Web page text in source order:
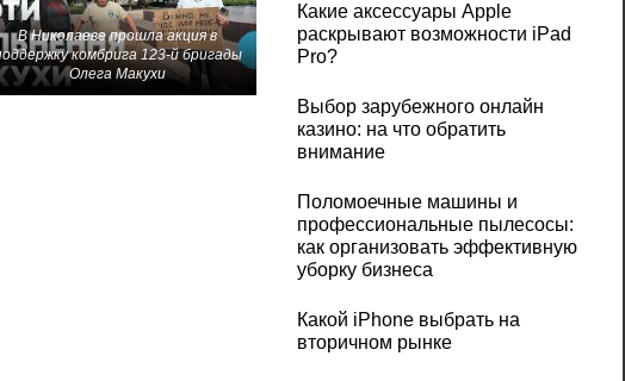
В Николаеве прошла акция в
комбрига 123-й бригады
Олега Макухи
Какие аксессуары Apple
раскрывают возможности iPad
Pro?
Выбор зарубежного онлайн
казино: на что обратить
внимание
Поломоечные машины и
профессиональные пылесосы:
как организовать эффективную
уборку бизнеса
Какой iPhone выбрать на
вторичном рынке